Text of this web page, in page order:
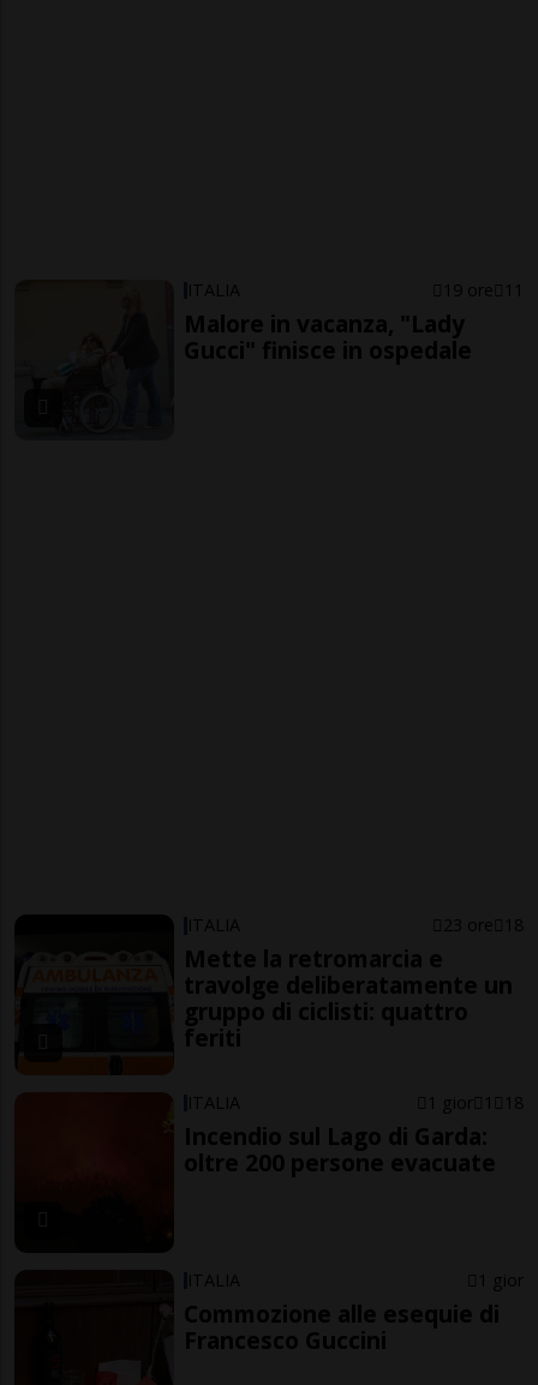
ITALIA 19 ore 11
Malore in vacanza, "Lady
Gucci" finisce in ospedale
ITALIA 23 ore 18
Mette la retromarcia e
travolge deliberatamente un
gruppo di ciclisti: quattro
feriti
ITALIA 1 gior 1 18
Incendio sul Lago di Garda:
oltre 200 persone evacuate
ITALIA 1 gior
Commozione alle esequie di
Francesco Guccini